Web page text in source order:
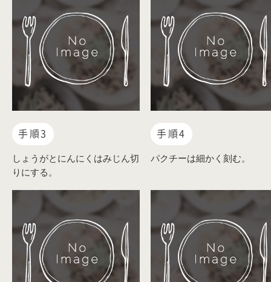
手順3
しょうがとにんにくはみじん切
りにする。
手順4
パクチーは細かく刻む。